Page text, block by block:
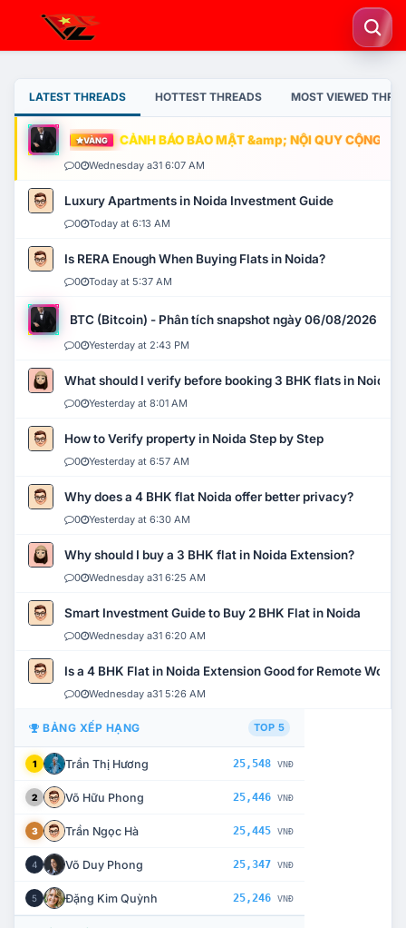
LATEST THREADS HOTTEST THREADS MOST VIEWED
VÀNG CẢNH BÁO BẢO MẬT &amp; NỘI QUY CỘNG
0 Wednesday a31 6:07 AM
Luxury Apartments in Noida Investment Guide
0 Today at 6:13 AM
Is RERA Enough When Buying Flats in Noida?
0 Today at 5:37 AM
BTC (Bitcoin) - Phân tích snapshot ngày 06/08/2026
0 Yesterday at 2:43 PM
What should I verify before booking 3 BHK flats in Noida?
0 Yesterday at 8:01 AM
How to Verify property in Noida Step by Step
0 Yesterday at 6:57 AM
Why does a 4 BHK flat Noida offer better privacy?
0 Yesterday at 6:30 AM
Why should I buy a 3 BHK flat in Noida Extension?
0 Wednesday a31 6:25 AM
Smart Investment Guide to Buy 2 BHK Flat in Noida
0 Wednesday a31 6:20 AM
Is a 4 BHK Flat in Noida Extension Good for Remote Work?
0 Wednesday a31 5:26 AM
BẢNG XẾP HẠNG TOP 5
1 Trần Thị Hương 25,548 VNĐ
2 Võ Hữu Phong 25,446 VNĐ
3 Trần Ngọc Hà 25,445 VNĐ
4 Võ Duy Phong 25,347 VNĐ
5 Đặng Kim Quỳnh 25,246 VNĐ